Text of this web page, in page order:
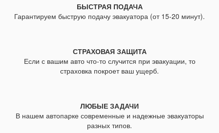
БЫСТРАЯ ПОДАЧА
Гарантируем быструю подачу эвакуатора (от 15-20 минут).
СТРАХОВАЯ ЗАЩИТА
Если с вашим авто что-то случится при эвакуации, то
страховка покроет ваш ущерб.
ЛЮБЫЕ ЗАДАЧИ
В нашем автопарке современные и надежные эвакуаторы
разных типов.